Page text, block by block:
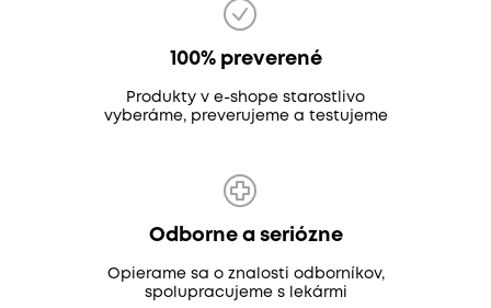
100% preverené
Produkty v e-shope starostlivo
vyberáme, preverujeme a testujeme
Odborne a seriózne
Opierame sa o znalosti odborníkov,
spolupracujeme s lekármi